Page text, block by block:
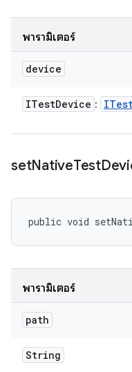
พารามิเตอร์
device
ITestDevice :
setNativeTest
public void
พารามิเตอร์
path
String